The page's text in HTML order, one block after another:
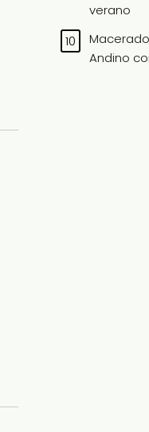
verano
Andino